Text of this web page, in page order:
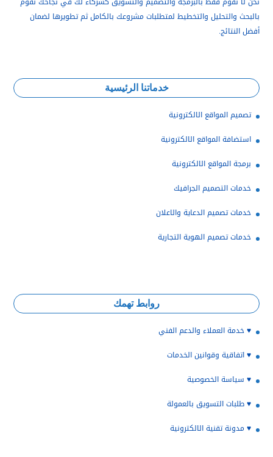
بالبحث والتحليل والتخطيط لمتطلبات مشروعك بالكامل ثم تطويرها لضمان
أفضل النتائج.
خدماتنا الرئيسية
تصميم المواقع الالكترونية
استضافة المواقع الالكترونية
برمجة المواقع الالكترونية
خدمات التصميم الجرافيك
خدمات تصميم الدعاية والاعلان
خدمات تصميم الهوية التجارية
روابط تهمك
♥️ خدمة العملاء والدعم الفني
♥️ اتفاقية وقوانين الخدمات
♥️ سياسة الخصوصية
♥️ طلبات التسويق بالعمولة
♥️ مدونة تقنية الالكترونية